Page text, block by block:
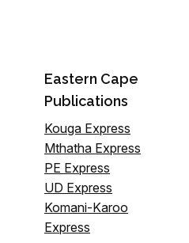
Eastern Cape
Publications
Kouga Express
Mthatha Express
PE Express
UD Express
Komani-Karoo
Express